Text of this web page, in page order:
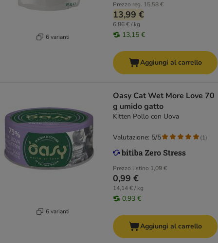
6 varianti
Prezzo reg. 15,58 €
13,99 €
6,86 € / kg
13,15 €
Aggiungi al carrello
6 varianti
Oasy Cat Wet More Love 70
g umido gatto
Kitten Pollo con Uova
Prezzo listino 1,09 €
0,99 €
14,14 € / kg
0,93 €
Valutazione: 5/5 (1)
Aggiungi al carrello